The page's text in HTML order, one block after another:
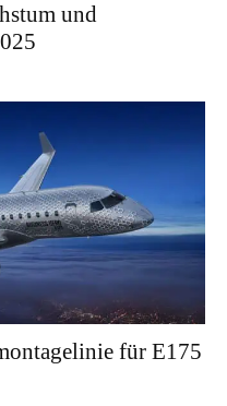
und
für E175